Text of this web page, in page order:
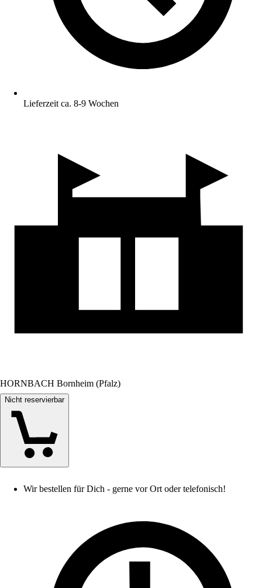
Lieferzeit ca. 8-9 Wochen
HORNBACH Bornheim (Pfalz)
Nicht reservierbar
Wir bestellen für Dich - gerne vor Ort oder telefonisch!